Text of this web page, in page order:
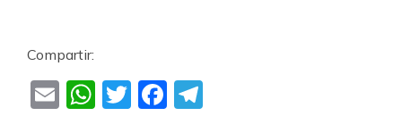
Compartir:
EmailWhatsApp
TwitterFacebook